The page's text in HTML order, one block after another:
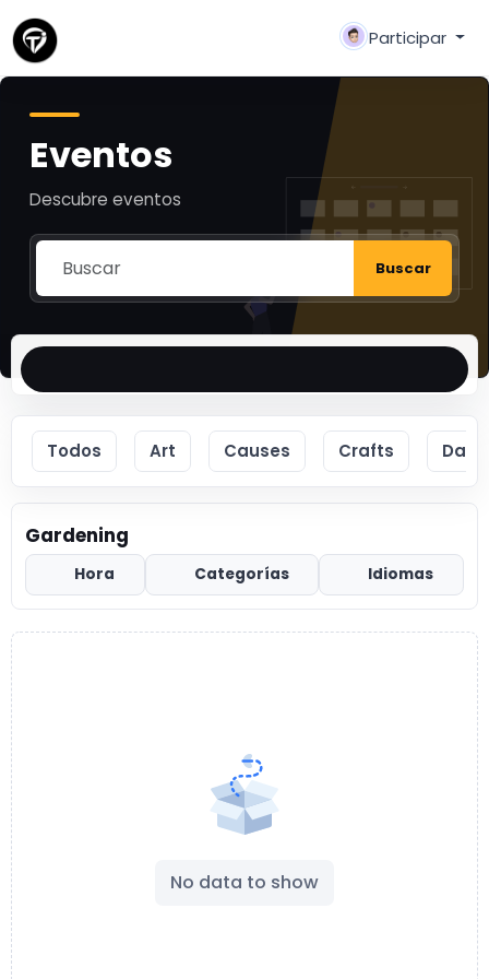
Participar
Eventos
Descubre eventos
Buscar
Todos Art Causes Crafts
Gardening
Hora Categorías Idiomas
No data to show